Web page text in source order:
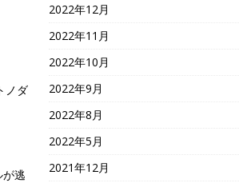
ノダ
逃
2022年12月
2022年11月
2022年10月
2022年9月
2022年8月
2022年5月
2021年12月